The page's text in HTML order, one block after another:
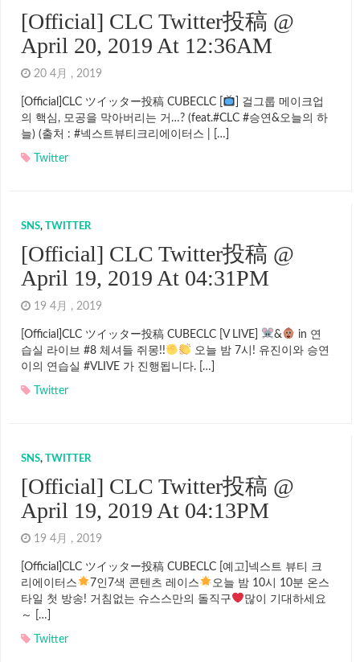
[Official] CLC Twitter投稿 @
April 20, 2019 At 12:36AM
20 4月 , 2019
[Official]CLC ツイッター投稿 CUBECLC [
] 걸그룹 메이크업
의 핵심, 모공을 막아버리는 거…? (feat.#CLC #승연&오늘의 하
늘) (출처 : #넥스트뷰티크리에이터스 | […]
Twitter
SNS, TWITTER
[Official] CLC Twitter投稿 @
April 19, 2019 At 04:31PM
19 4月 , 2019
[Official]CLC ツイッター投稿 CUBECLC [V LIVE] &
in 연
습실 라이브 #8 체셔들 쥐몽!!
오늘 밤 7시! 유진이와 승연
이의 연습실 #VLIVE 가 진행됩니다. […]
Twitter
SNS, TWITTER
[Official] CLC Twitter投稿 @
April 19, 2019 At 04:13PM
19 4月 , 2019
[Official]CLC ツイッター投稿 CUBECLC [예고]넥스트 뷰티 크
리에이터스
7인7색 콘텐츠 레이스
오늘 밤 10시 10분 온스
타일 첫 방송! 거침없는 슈스스만의 돌직구
많이 기대하세요
～ […]
Twitter